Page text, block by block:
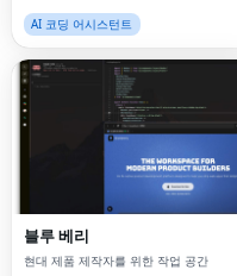
AI 코딩 어시스턴트
블루 베리
현대 제품 제작자를 위한 작업 공간